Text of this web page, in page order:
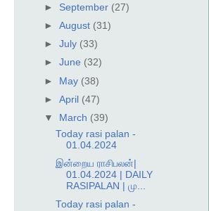
► September (27)
► August (31)
► July (33)
► June (32)
► May (38)
► April (47)
▼
March (39)
Today rasi palan -
01.04.2024
இன்றைய ராசிபலன்|
01.04.2024 | DAILY
RASIPALAN | மு...
Today rasi palan -